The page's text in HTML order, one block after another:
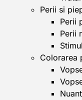
Perii si
Perii
Perii
Colorarea